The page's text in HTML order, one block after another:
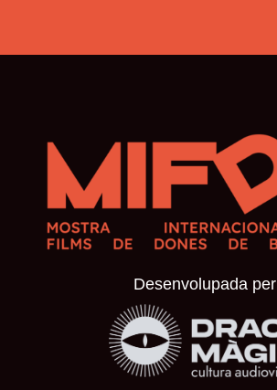
Desenvolupada per